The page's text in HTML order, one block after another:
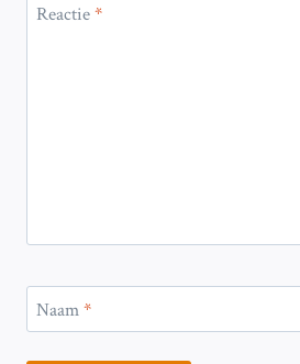
Reactie*
Naam*